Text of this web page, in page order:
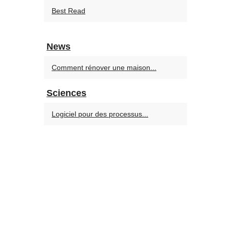
Best Read
News
Comment rénover une maison...
Sciences
Logiciel pour des processus...